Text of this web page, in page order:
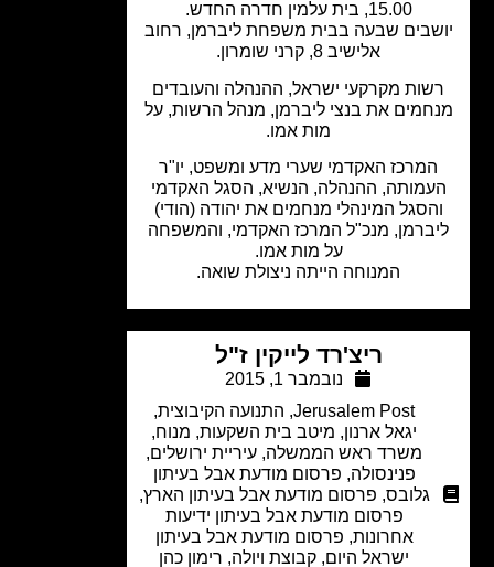
שבעה בבית משפחת ליברמן, רחוב
מקרקעי ישראל, ההנהלה והעובדים
את בנצי ליברמן, מנהל הרשות, על
מות אמו.
האקדמי שערי מדע ומשפט, יו"ר
ההנהלה, הנשיא, הסגל האקדמי
המינהלי מנחמים את יהודה (הודי)
מנכ"ל המרכז האקדמי, והמשפחה
על מות אמו.
המנוחה הייתה ניצולת שואה.
ריצ'רד לייקין ז"ל
נובמבר 1, 2015
Jerusalem Post
,התנועה הקיבוצית,
יגאל ארנון,מיטב בית השקעות,מנוח,
משרד ראש הממשלה,עיריית ירושלים ,
פנינסולה,פרסום מודעת אבל בעיתון
גלובס
פרסום מודעת אבל בעיתון הארץ,
פרסום מודעת אבל בעיתון ידיעות
אחרונות,פרסום מודעת אבל בעיתון
ישראל היום,קבוצת ויולה,רימון כהן